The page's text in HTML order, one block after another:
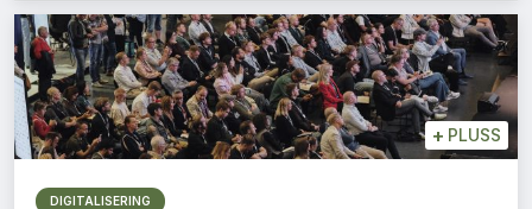
+ PLUSS
DIGITALISERING